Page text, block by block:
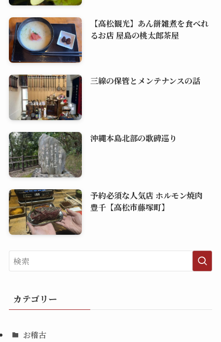
【高松観光】あん餅雑煮を食べれ
るお店 屋島の桃太郎茶屋
三線の保管とメンテナンスの話
沖縄本島北部の歌碑巡り
予約必須な人気店 ホルモン焼肉
豊千【高松市藤塚町】
カテゴリー
お稽古